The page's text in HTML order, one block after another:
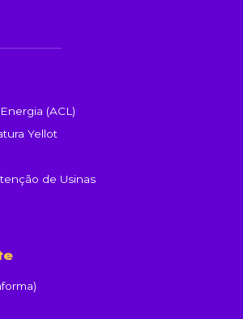
(ACL)
Yellot
de Usinas